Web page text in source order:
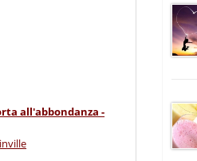
all'abbondanza -